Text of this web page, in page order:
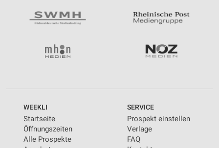
WEEKLI
Startseite
Öffnungszeiten
Alle Prospekte
SERVICE
Prospekt einstellen
Verlage
FAQ